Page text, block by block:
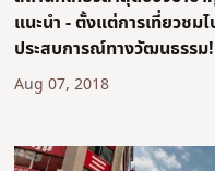
แนะนำ - ตั้งแต่การเที่ยวชม
ประสบการณ์ทางวัฒนธรรม!
Aug 07, 2018